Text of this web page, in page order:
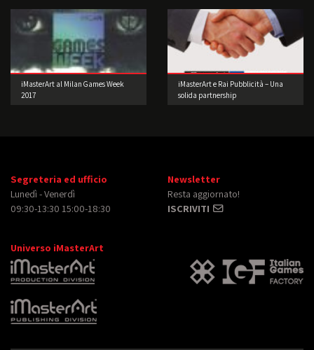
iMasterArt al Milan Games Week
2017
iMasterArt e Rai Pubblicità – Una
solida partnership
Segreteria ed ufficio
Lunedì - Venerdì
09:30-13:30 15:00-18:30
Newsletter
Resta aggiornato!
ISCRIVITI
Universo iMasterArt